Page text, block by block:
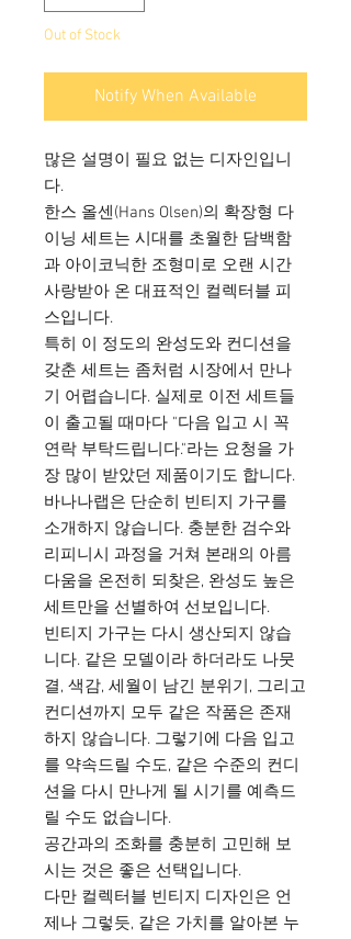
Out of Stock
Notify When Available
많은 설명이 필요 없는 디자인입니
다.
한스 올센(Hans Olsen)의 확장형 다
이닝 세트는 시대를 초월한 담백함
과 아이코닉한 조형미로 오랜 시간
사랑받아 온 대표적인 컬렉터블 피
스입니다.
특히 이 정도의 완성도와 컨디션을
갖춘 세트는 좀처럼 시장에서 만나
기 어렵습니다. 실제로 이전 세트들
이 출고될 때마다 "다음 입고 시 꼭
연락 부탁드립니다."라는 요청을 가
장 많이 받았던 제품이기도 합니다.
바나나랩은 단순히 빈티지 가구를
소개하지 않습니다. 충분한 검수와
리피니시 과정을 거쳐 본래의 아름
다움을 온전히 되찾은, 완성도 높은
세트만을 선별하여 선보입니다.
빈티지 가구는 다시 생산되지 않습
니다. 같은 모델이라 하더라도 나뭇
결, 색감, 세월이 남긴 분위기, 그리고
컨디션까지 모두 같은 작품은 존재
하지 않습니다. 그렇기에 다음 입고
를 약속드릴 수도, 같은 수준의 컨디
션을 다시 만나게 될 시기를 예측드
릴 수도 없습니다.
공간과의 조화를 충분히 고민해 보
시는 것은 좋은 선택입니다.
다만 컬렉터블 빈티지 디자인은 언
제나 그렇듯, 같은 가치를 알아본 누